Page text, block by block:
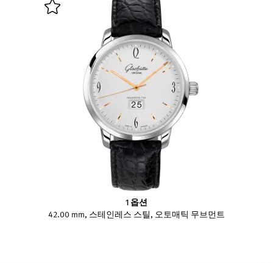
1 옵션
42.00 mm, 스테인레스 스틸, 오토매틱 무브먼트